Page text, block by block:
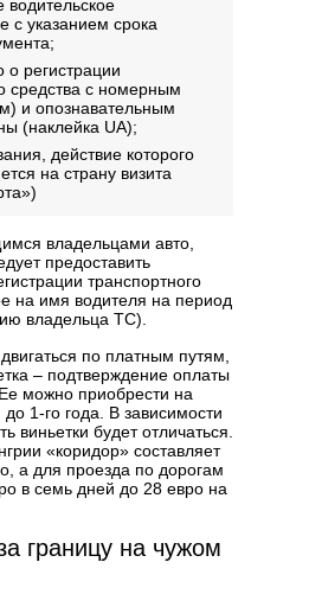
водительское
с указанием срока
о регистрации
средства с номерным
и опознавательным
(наклейка UA);
действие которого
на страну визита
владельцами авто,
предоставить
транспортного
на имя водителя на период
владельца ТС).
по платным путям,
– подтверждение оплаты
можно приобрести на
1-го года. В зависимости
виньетки будет отличаться.
«коридор» составляет
а для проезда по дорогам
в семь дней до 28 евро на
границу на чужом